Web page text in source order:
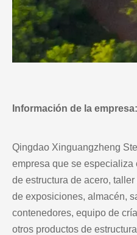
Información de la empresa:
Qingdao Xinguangzheng
empresa que se
de estructura de acero,
de exposiciones, almacén,
contenedores, equipo de
otros productos de